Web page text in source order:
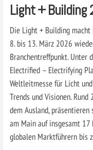
Light + Building
Die Light + Building
8. bis 13. März 2026
Branchentreffpunkt. Unter
Electrified – Electrifying
Weltleitmesse für Licht
Trends und Visionen.
dem Ausland,
am Main auf insgesamt 17
globalen Marktführern bis